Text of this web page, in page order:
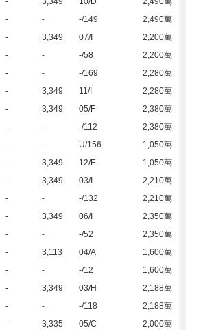
- - -/149
2,490萬
- 3,349 07/I
2,200萬
- - -/58
2,200萬
- - -/169
2,280萬
- 3,349 11/I
2,280萬
- 3,349 05/F
2,380萬
- - -/112
2,380萬
- - U/156
1,050萬
- 3,349 12/F
1,050萬
- 3,349 03/I
2,210萬
- - -/132
2,210萬
- 3,349 06/I
2,350萬
- - -/52
2,350萬
- 3,113 04/A
1,600萬
- - -/12
1,600萬
- 3,349 03/H
2,188萬
- - -/118
2,188萬
- 3,335 05/C
2,000萬